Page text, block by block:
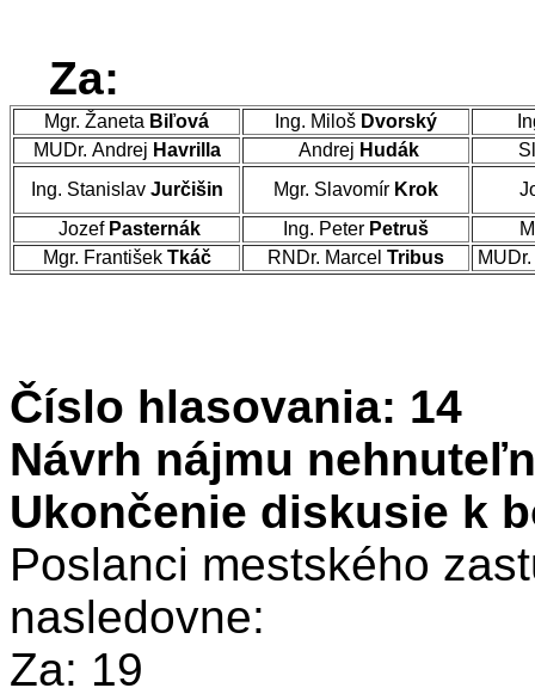
Za:
Mgr. Žaneta Biľová Ing. Miloš Dvorský
MUDr. Andrej Havrilla Andrej Hudák
Ing. Stanislav Jurčišin Mgr. Slavomír Krok
Jozef Pasternák Ing. Peter Petruš
Mgr. František Tkáč RNDr. Marcel Tribus
Číslo hlasovania: 14
Návrh nájmu
Ukončenie diskusie k
Poslanci mestského
nasledovne:
Za: 19